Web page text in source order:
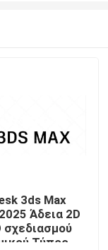
3ds Max
Άδεια 2D
σχεδιασμού
Τύπος